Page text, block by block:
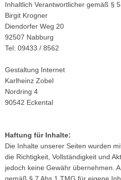
Inhaltlich Verantwortlicher gemäß §
Birgit Krogner
Diendorfer Weg 20
92507 Nabburg
Tel: 09433 / 8562
Gestaltung Internet
Karlheinz Zobel
Nordring 4
90542 Eckental
Haftung für Inhalte:
Die Inhalte unserer Seiten wurden
die Richtigkeit, Vollständigkeit und
jedoch keine Gewähr übernehmen.